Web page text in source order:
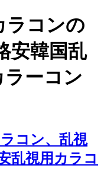
ラコンの
安韓国乱
ーコン
コン、乱視
乱視用カラコ